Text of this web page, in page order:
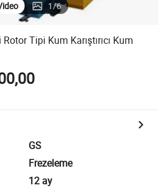
1/6
Tipi Kum Karıştırıcı Kum
GS
Frezeleme
12 ay